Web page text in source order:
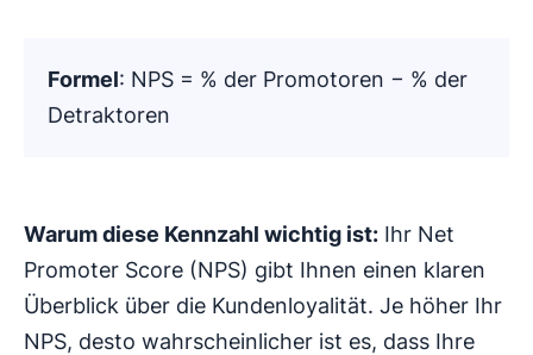
Formel: NPS = % der Promotoren − % der
Detraktoren
Warum diese Kennzahl wichtig ist: Ihr Net
Promoter Score (NPS) gibt Ihnen einen klaren
Überblick über die Kundenloyalität. Je höher Ihr
NPS, desto wahrscheinlicher ist es, dass Ihre